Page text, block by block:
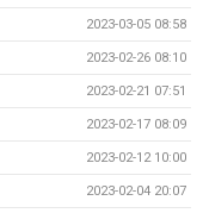
2023-03-05 08:58
2023-02-26 08:10
2023-02-21 07:51
2023-02-17 08:09
2023-02-12 10:00
2023-02-04 20:07